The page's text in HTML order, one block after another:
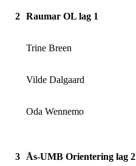
2 Raumar OL lag 1
Trine Breen
Vilde Dalgaard
Oda Wennemo
3 Ås-UMB Orientering lag 2